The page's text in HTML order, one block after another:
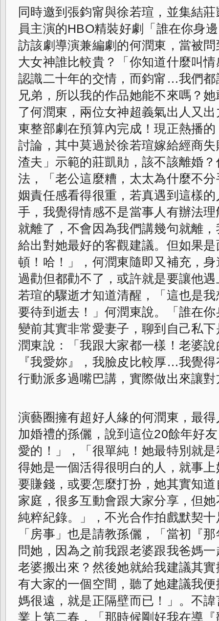
同時邀到張鈞甯與徐若瑄，並集結
員主演的HBO精裝好劇「誰在你身
訪該劇導演兼編劇的何潤東， 當被
大女神誰比較貴？「 你知道什麼叫
認識二十年的交情，而鈞甯…我們
兄弟，所以我的作品她能不來嗎？她
了何潤東， 兩位女神超義氣出人又
東整部劇在預算內完成！現正熱播
討論，其中莫過於徐若瑄嫁給經商
渣夫」示範的莊凱勛，該不該離婚？
法，「老公這麼糟，太太為什麼不分
姻責任感看得很重，若真遇到這樣的
手，我覺得情感不是當事人有辦法理
就離了，不會因為我們講幾句就離，
給出對她最好的客觀建議。 但如果
頓！哈！」，何潤東隨即又補充，身
過勸但都勸不了，或許就是要讓他
若瑄的驟逝才知道清醒，
「這也是
要待到逝去！」何潤東說。「 誰在
變前其實非常愛妻子， 聊到自己私
潤東說：「我跟大家都一樣！ 老婆
『我愛妳』，我臉皮比較厚…我覺
行動派多過嘴巴講， 實際做出來讓
演藝圈擁有超好人緣的何潤東，最得
加婚禮的孫儷，說到這位20餘年好
愛的！」，「 很單純！她最特別就
得她是一個活得很明白的人，就事
要賺錢，或要怎麼打扮，她其實知
家庭， 很多互動會跟大家分享，但
純粹紀錄。」
，不光合作拍戲默契
「房事」也是請教孫儷，「當初『
問她， 因為之前我跟老婆跟我爸媽
老婆搬出來？ 然後她就給我建議其
有大家的一個空間， 聽了她建議我
媽很遠，就是正隔壁而已！
」。不
業上第二春，「 那時候剛好我在導